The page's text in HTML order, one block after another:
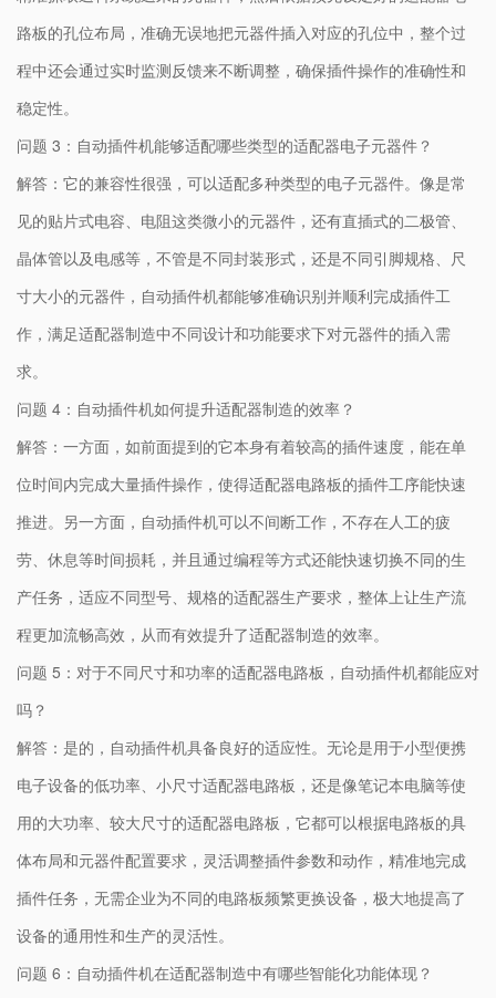
路板的孔位布局，准确无误地把元器件插入对应的孔位中，整个过
程中还会通过实时监测反馈来不断调整，确保插件操作的准确性和
稳定性。
问题 3：自动插件机能够适配哪些类型的适配器电子元器件？
解答：它的兼容性很强，可以适配多种类型的电子元器件。像是常
见的贴片式电容、电阻这类微小的元器件，还有直插式的二极管、
晶体管以及电感等，不管是不同封装形式，还是不同引脚规格、尺
寸大小的元器件，自动插件机都能够准确识别并顺利完成插件工
作，满足适配器制造中不同设计和功能要求下对元器件的插入需
求。
问题 4：自动插件机如何提升适配器制造的效率？
解答：一方面，如前面提到的它本身有着较高的插件速度，能在单
位时间内完成大量插件操作，使得适配器电路板的插件工序能快速
推进。另一方面，自动插件机可以不间断工作，不存在人工的疲
劳、休息等时间损耗，并且通过编程等方式还能快速切换不同的生
产任务，适应不同型号、规格的适配器生产要求，整体上让生产流
程更加流畅高效，从而有效提升了适配器制造的效率。
问题 5：对于不同尺寸和功率的适配器电路板，自动插件机都能应对
吗？
解答：是的，自动插件机具备良好的适应性。无论是用于小型便携
电子设备的低功率、小尺寸适配器电路板，还是像笔记本电脑等使
用的大功率、较大尺寸的适配器电路板，它都可以根据电路板的具
体布局和元器件配置要求，灵活调整插件参数和动作，精准地完成
插件任务，无需企业为不同的电路板频繁更换设备，极大地提高了
设备的通用性和生产的灵活性。
问题 6：自动插件机在适配器制造中有哪些智能化功能体现？